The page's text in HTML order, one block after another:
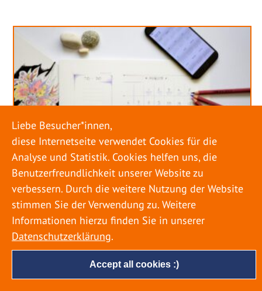
URLAUB RICHTIG PLANEN – ROHRBRUCH
VERHINDERN
18. MAI 2022
Accept all cookies :)
Liebe Besucher*innen,
diese Internetseite verwendet Cookies für die
Analyse und Statistik. Cookies helfen uns, die
Benutzerfreundlichkeit unserer Website zu
verbessern. Durch die weitere Nutzung der Website
stimmen Sie der Verwendung zu. Weitere
Informationen hierzu finden Sie in unserer
Datenschutzerklärung.